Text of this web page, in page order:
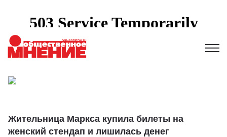
Жительница Маркса купила билеты на
женский стендап и лишилась денег